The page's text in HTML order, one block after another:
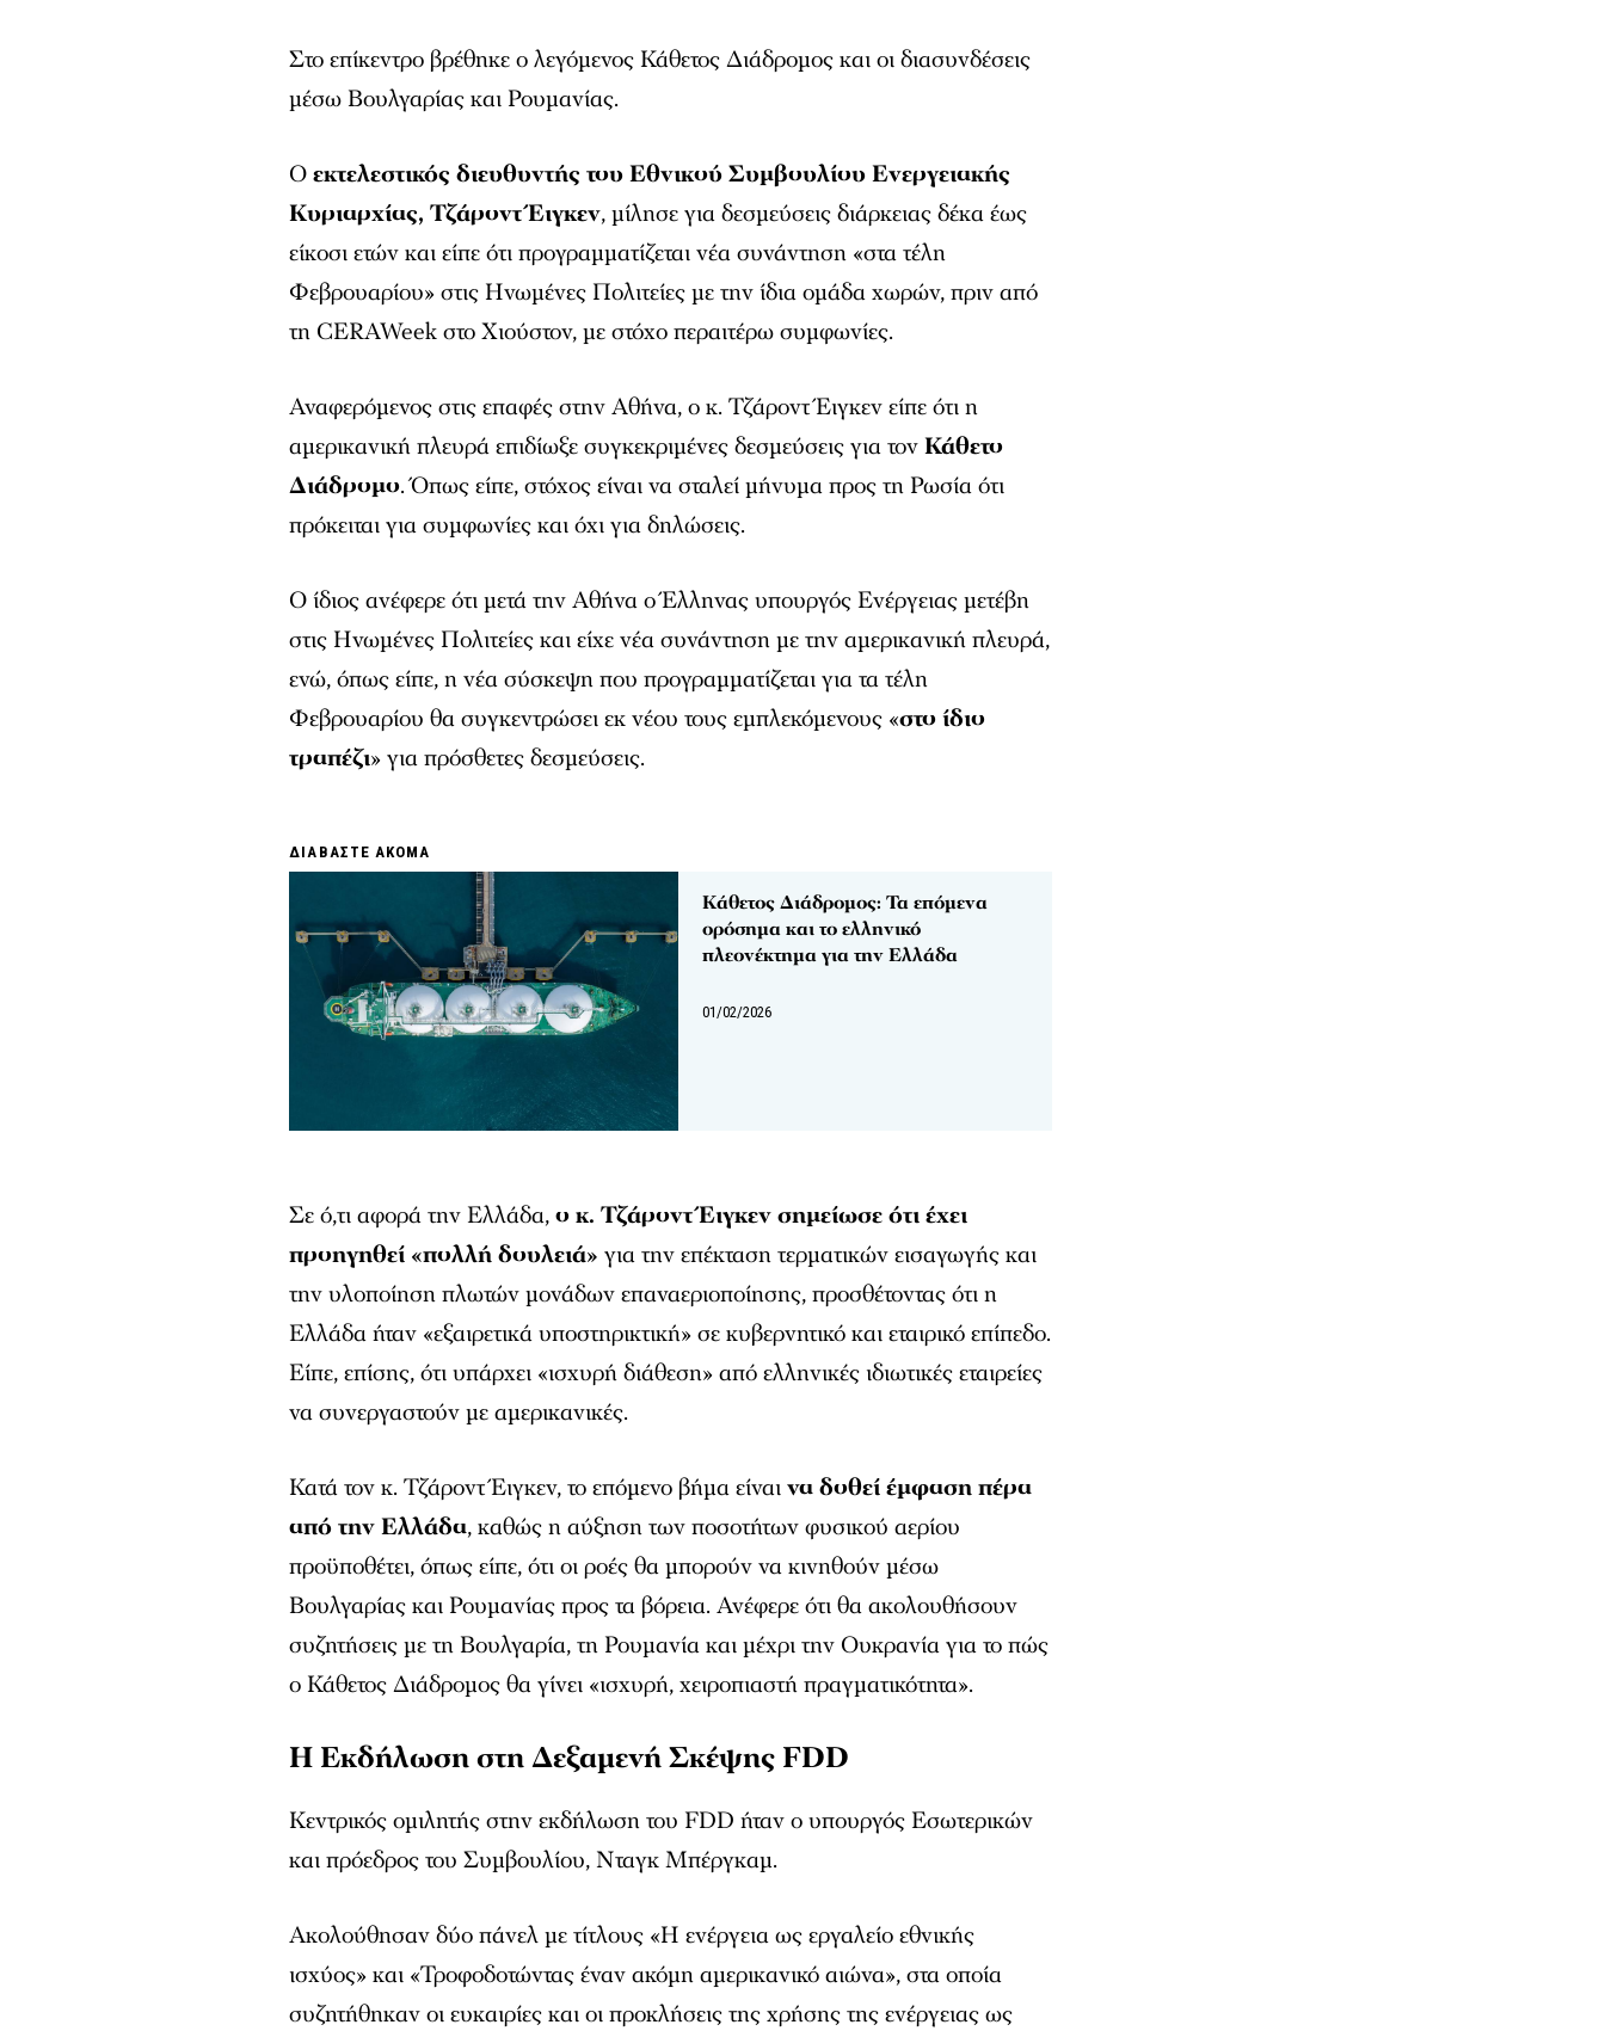
Στο επίκεντρο βρέθηκε ο λεγόμενος Κάθετος Διάδρομος και οι διασυνδέσεις
μέσω Βουλγαρίας και Ρουμανίας.
Οεκτελεστικός διευθυντής του Εθνικού Συμβουλίου Ενεργειακής
Κυριαρχίας, Τζάροντ Έιγκεν, μίλησε για δεσμεύσεις διάρκειας δέκα έως
είκοσι ετών και είπε ότι προγραμματίζεται νέα συνάντηση «στα τέλη
Φεβρουαρίου» στις Ηνωμένες Πολιτείες με την ίδια ομάδα χωρών, πριν από
τη CERAWeek στο Χιούστον, με στόχο περαιτέρω συμφωνίες.
Αναφερόμενος στις επαφές στην Αθήνα, ο κ. Τζάροντ Έιγκεν είπε ότι η
αμερικανική πλευρά επιδίωξε συγκεκριμένες δεσμεύσεις για τονΚάθετο
Διάδρομο. Όπως είπε, στόχος είναι να σταλεί μήνυμα προς τη Ρωσία ότι
πρόκειται για συμφωνίες και όχι για δηλώσεις.
Ο ίδιος ανέφερε ότι μετά την Αθήνα ο Έλληνας υπουργός Ενέργειας μετέβη
στις Ηνωμένες Πολιτείες και είχε νέα συνάντηση με την αμερικανική πλευρά,
ενώ, όπως είπε, η νέα σύσκεψη που προγραμματίζεται για τα τέλη
Φεβρουαρίου θα συγκεντρώσει εκ νέου τους εμπλεκόμενους «στο ίδιο
τραπέζι» για πρόσθετες δεσμεύσεις.
ΔΙΑΒΑΣΤΕ ΑΚΟΜΑ
Κάθετος Διάδρομος: Τα επόμενα
ορόσημα και το ελληνικό
πλεονέκτημα για την Ελλάδα
01/02/2026
Σε ό,τι αφορά την Ελλάδα,ο κ. Τζάροντ Έιγκεν σημείωσε ότι έχει
προηγηθεί «πολλή δουλειά» για την επέκταση τερματικών εισαγωγής και
την υλοποίηση πλωτών μονάδων επαναεριοποίησης, προσθέτοντας ότι η
Ελλάδα ήταν «εξαιρετικά υποστηρικτική» σε κυβερνητικό και εταιρικό επίπεδο.
Είπε, επίσης, ότι υπάρχει «ισχυρή διάθεση» από ελληνικές ιδιωτικές εταιρείες
να συνεργαστούν με αμερικανικές.
Κατά τον κ. Τζάροντ Έιγκεν, το επόμενο βήμα είναινα δοθεί έμφαση πέρα
από την Ελλάδα, καθώς η αύξηση των ποσοτήτων φυσικού αερίου
προϋποθέτει, όπως είπε, ότι οι ροές θα μπορούν να κινηθούν μέσω
Βουλγαρίας και Ρουμανίας προς τα βόρεια. Ανέφερε ότι θα ακολουθήσουν
συζητήσεις με τη Βουλγαρία, τη Ρουμανία και μέχρι την Ουκρανία για το πώς
ο Κάθετος Διάδρομος θα γίνει «ισχυρή, χειροπιαστή πραγματικότητα».
Η Εκδήλωση στη Δεξαμενή Σκέψης FDD
Κεντρικός ομιλητής στην εκδήλωση του FDD ήταν ο υπουργός Εσωτερικών
και πρόεδρος του Συμβουλίου, Νταγκ Μπέργκαμ.
Ακολούθησαν δύο πάνελ με τίτλους «Η ενέργεια ως εργαλείο εθνικής
ισχύος» και «Τροφοδοτώντας έναν ακόμη αμερικανικό αιώνα», στα οποία
συζητήθηκαν οι ευκαιρίες και οι προκλήσεις της χρήσης της ενέργειας ως